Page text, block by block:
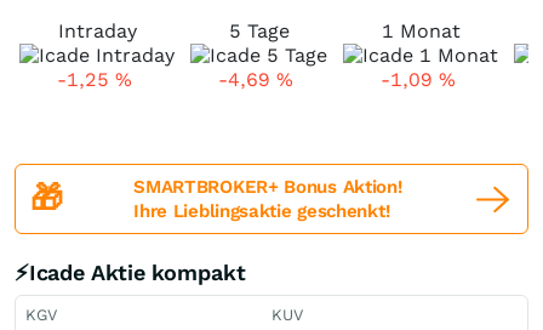
Intraday
-1,25 %
5 Tage
-4,69 %
1 Monat
-1,09 %
🎁
SMARTBROKER+ Bonus Aktion!
Ihre Lieblingsaktie geschenkt!
⚡Icade Aktie kompakt
KGV KUV